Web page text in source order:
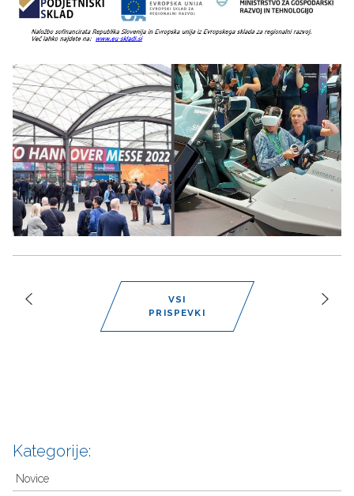
VSI
PRISPEVKI
Kategorije:
Novice